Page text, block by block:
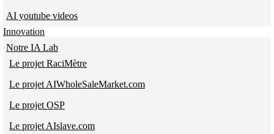
AI youtube videos
Innovation
Notre IA Lab
Le projet RaciMètre
Le projet AIWholeSaleMarket.com
Le projet OSP
Le projet AIslave.com